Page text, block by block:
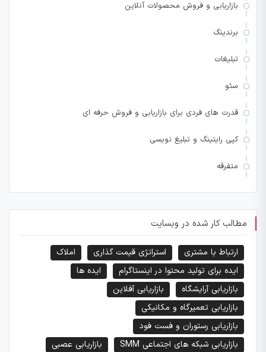
بازاریابی و فروش محصولات آنلاین
برندینگ
تبلیغات
سئو
قدرت های فردی برای بازاریابی و فروش حرفه ای
کپی رایتینگ و تبلیغ نویسی
متفرقه
مطالب کار شده در وبسایت
ارتباط با مشتری استراتژی قیمت گذاری
املاک
ایده برای تولید محتوا در اینستاگرام
ایده ها
بازاریابی آرایشگاه
بازاریابی آفلاین
بازاریابی تعمیرگاه و مکانیکی
بازاریابی رستوران و فست فود
بازاریابی شبکه های اجتماعی SMM
بازاریابی عصبی